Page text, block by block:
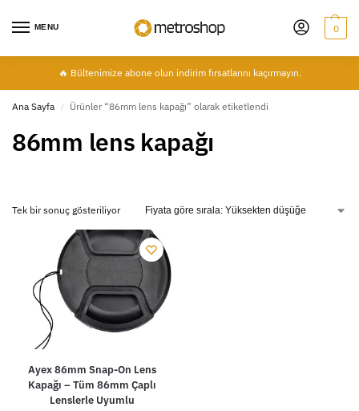
MENU 0
🔥 Bültenimize abone olun indirim fırsatlarını kaçırmayın.
Ana Sayfa / Ürünler “86mm lens kapağı” olarak etiketlendi
86mm lens kapağı
Tek bir sonuç gösteriliyor
Ayex 86mm Snap-On Lens
Kapağı – Tüm 86mm Çaplı
Lenslerle Uyumlu